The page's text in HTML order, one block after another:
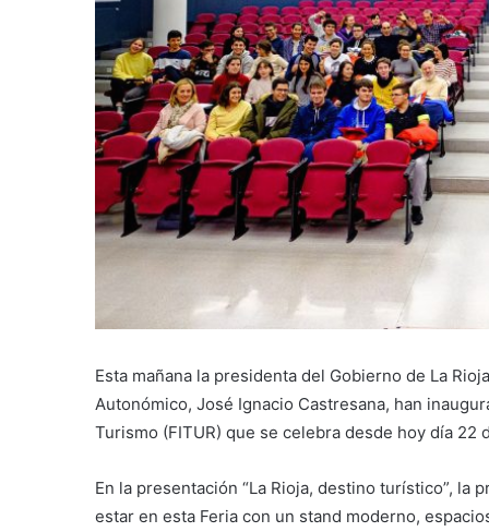
Esta mañana la presidenta del Gobierno de La
Autonómico, José Ignacio Castresana, han
Turismo (FITUR) que se celebra desde hoy día
En la presentación “La Rioja, destino turístico”,
estar en esta Feria con un stand moderno,